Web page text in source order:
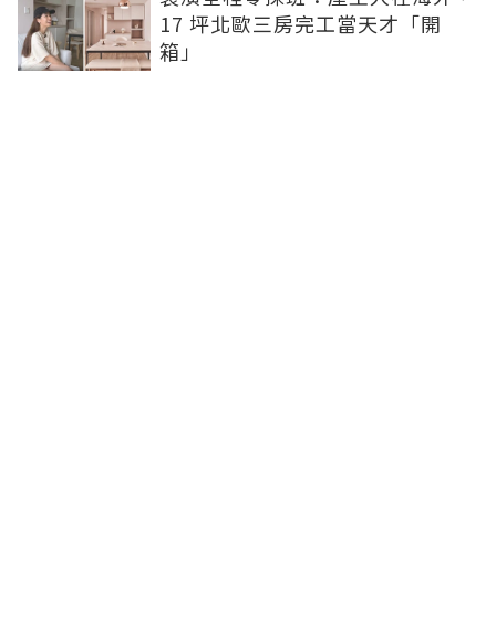
17 坪北歐三房完工當天才「開
箱」